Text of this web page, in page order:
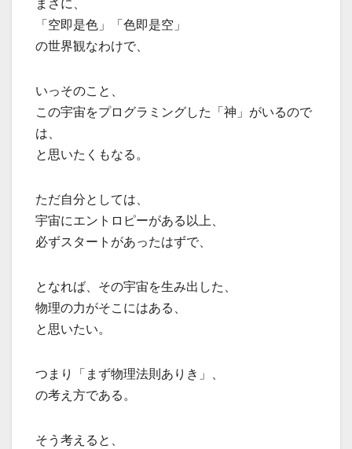
まさに、
「空即是色」「色即是空」
の世界観なわけで、
いっそのこと、
この宇宙をプログラミングした「神」がいるので
は、
と思いたくもなる。
ただ自分としては、
宇宙にエントロピーがある以上、
必ずスタートがあったはずで、
となれば、その宇宙を生み出した、
物理の力がそこにはある、
と思いたい。
つまり「まず物理法則ありき」、
の考え方である。
そう考えると、